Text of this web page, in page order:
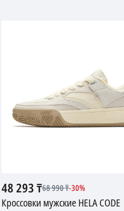
48 293₸68 990₸-30%
Кроссовки мужские HELA CODE